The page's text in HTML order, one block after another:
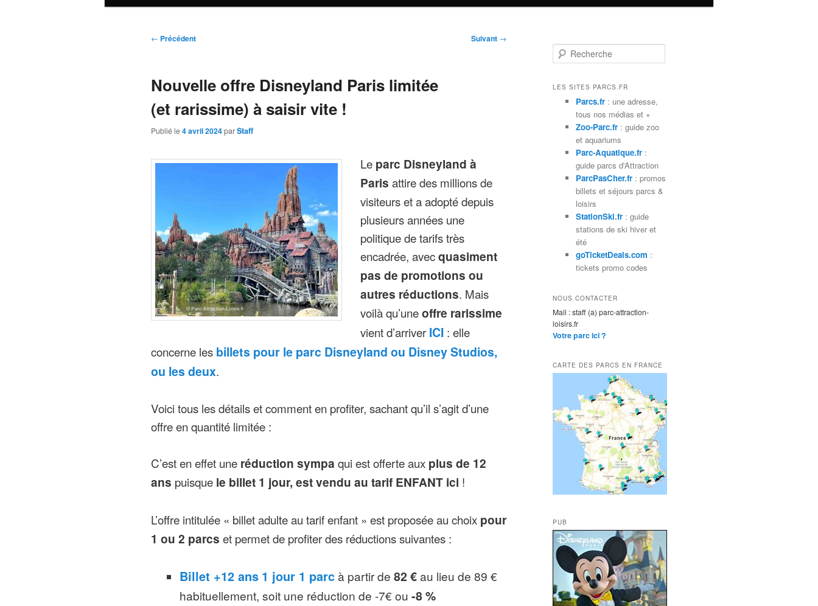
Navigation
← Précédent Suivant →
Nouvelle offre Disneyland Paris limitée
(et rarissime) à saisir vite !
Publié le4 avril 2024parStaff
Le parc Disneyland à
Paris attire des millions de
visiteurs et a adopté depuis
plusieurs années une
politique de tarifs très
encadrée, avecquasiment
pas de promotions ou
autres réductions. Mais
voilà qu’uneoffre rarissime
vient d’arriver ICI : elle
concerne les billets pour le parc Disneyland ou Disney Studios,
ou les deux.
Voici tous les détails et comment en profiter, sachant qu’il s’agit d’une
offre en quantité limitée :
C’est en effet une réduction sympa qui est offerte aux plus de 12
ans puisque le billet 1 jour, est vendu au tarif ENFANT ici !
L’offre intitulée « billet adulte au tarif enfant » est proposée au choix pour
1 ou 2 parcs et permet de profiter des réductions suivantes :
Billet +12 ans 1 jour 1 parcà partir de 82 €au lieu de 89 €
habituellement, soit une réduction de -7€ ou -8 %
e
h
LES SITES PARCS.FR
Parcs.fr: une adresse,
tous nos médias et +
Zoo-Parc.fr: guide zoo
et aquariums
Parc-Aquatique.fr:
guide parcs d'Attraction
ParcPasCher.fr: promos
billets et séjours parcs &
loisirs
StationSki.fr: guide
stations de ski hiver et
été
goTicketDeals.com :
tickets promo codes
NOUS CONTACTER
Mail : staff (a) parc-attraction-
loisirs.fr
Votre parc ici ?
CARTE DES PARCS EN FRANCE
PUB